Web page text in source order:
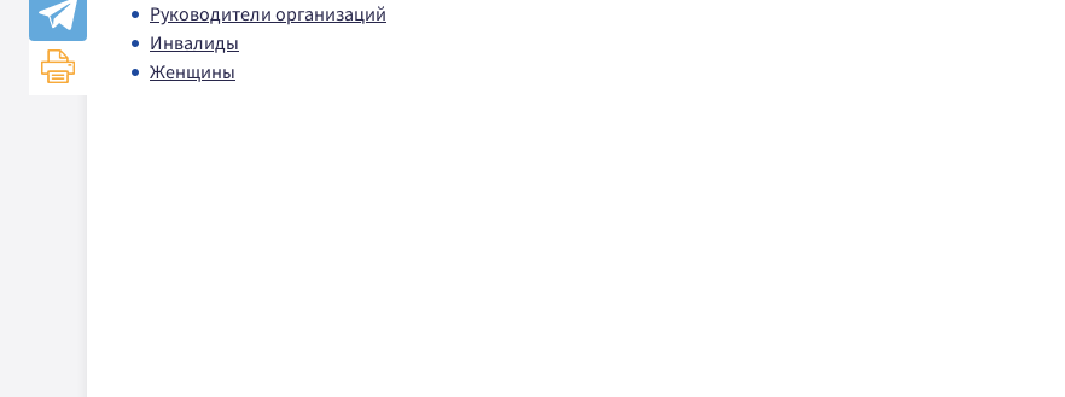
Руководители организаций
Инвалиды
Женщины